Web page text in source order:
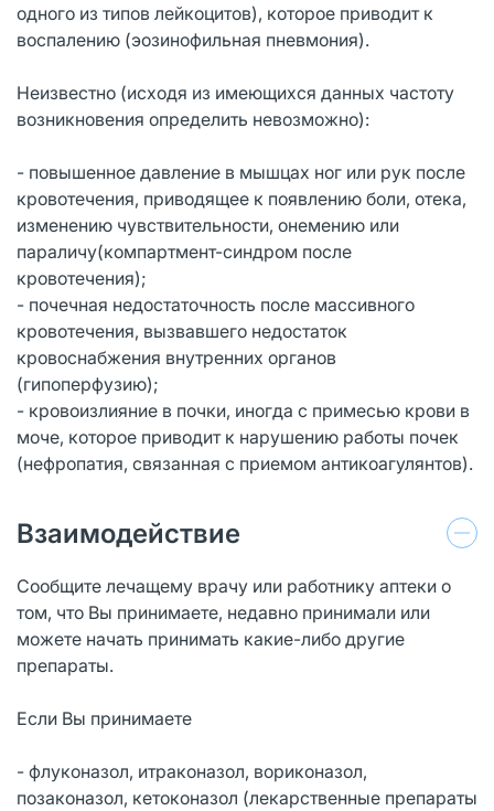
одного из типов лейкоцитов), которое приводит к
воспалению (эозинофильная пневмония).
Неизвестно (исходя из имеющихся данных частоту
возникновения определить невозможно):
- повышенное давление в мышцах ног или рук после
кровотечения, приводящее к появлению боли, отека,
изменению чувствительности, онемению или
параличу(компартмент-синдром после
кровотечения);
- почечная недостаточность после массивного
кровотечения, вызвавшего недостаток
кровоснабжения внутренних органов
(гипоперфузию);
- кровоизлияние в почки, иногда с примесью крови в
моче, которое приводит к нарушению работы почек
(нефропатия, связанная с приемом антикоагулянтов).
Взаимодействие
Сообщите лечащему врачу или работнику аптеки о
том, что Вы принимаете, недавно принимали или
можете начать принимать какие-либо другие
препараты.
Если Вы принимаете
- флуконазол, итраконазол, вориконазол,
позаконазол, кетоконазол (лекарственные препараты